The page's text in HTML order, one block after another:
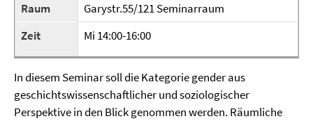
Raum
Garystr.55/121 Seminarraum
Zeit
Mi 14:00-16:00
In diesem Seminar soll die Kategorie gender aus
geschichtswissenschaftlicher und soziologischer
Perspektive in den Blick genommen werden. Räumliche